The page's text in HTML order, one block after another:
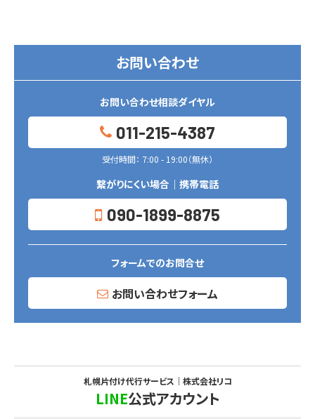
お問い合わせ
お問い合わせ相談ダイヤル
011-215-4387
受付時間： 7:00 - 19:00（無休）
繋がりにくい場合｜携帯電話
090-1899-8875
フォームでのお問合せ
お問い合わせフォーム
札幌片付け代行サービス｜株式会社リコ
LINE公式アカウント